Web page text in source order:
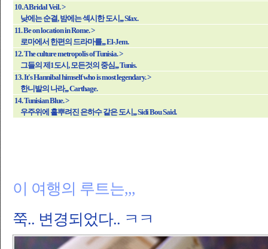
10. A Bridal Veil. >
낮에는 순결, 밤에는 섹시한 도시,,,Sfax.
11. Be on location in Rome. >
로마에서 한편의 드라마를,,,El-Jem.
12. The culture metropolis of Tunisia. >
그들의 제1도시, 모든것의 중심,,,Tunis.
13. It's Hannibal himself who is most legendary. >
한니발의 나라,,,Carthage.
14. Tunisian Blue. >
우주위에 흩뿌려진 은하수 같은 도시,,,Sidi Bou Said.
이 여행의 루트는,,,
쭉.. 변경되었다.. ㅋㅋ